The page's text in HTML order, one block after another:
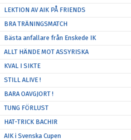
LEKTION AV AIK PÅ FRIENDS
BRA TRÄNINGSMATCH
Bästa anfallare från Enskede IK
ALLT HÄNDE MOT ASSYRISKA
KVAL I SIKTE
STILL ALIVE !
BARA OAVGJORT !
TUNG FÖRLUST
HAT-TRICK BACHIR
AIK i Svenska Cupen